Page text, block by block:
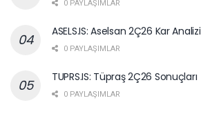
0 PAYLAŞIMLAR
ASELS.IS: Aselsan 2Ç26 Kar Analizi
0 PAYLAŞIMLAR
TUPRS.IS: Tüpraş 2Ç26 Sonuçları
0 PAYLAŞIMLAR